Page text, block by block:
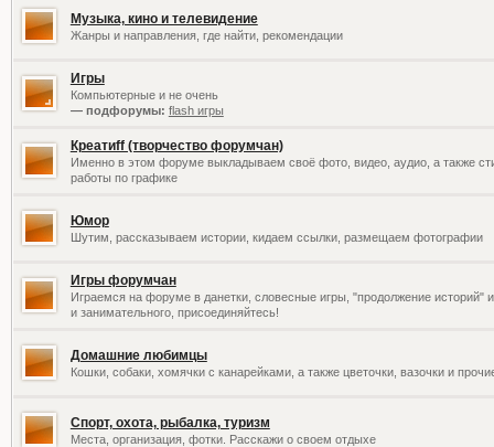
Музыка, кино и телевидение
Жанры и направления, где найти, рекомендации
Игры
Компьютерные и не очень
— подфорумы: flash игры
Креатиff (творчество форумчан)
Именно в этом форуме выкладываем своё фото, видео, аудио, а также
работы по графике
Юмор
Шутим, рассказываем истории, кидаем ссылки, размещаем фотографии
Игры форумчан
Играемся на форуме в данетки, словесные игры, "продолжение историй"
и занимательного, присоединяйтесь!
Домашние любимцы
Кошки, собаки, хомячки с канарейками, а также цветочки, вазочки и
Спорт, охота, рыбалка, туризм
Места, организация, фотки. Расскажи о своем отдыхе